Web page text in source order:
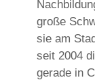
große
sie am
seit 2004
gerade in